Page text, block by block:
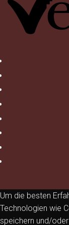
Um die besten
Technologien wie
speichern und/